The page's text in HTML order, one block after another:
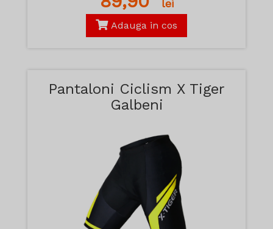
lei
Adauga in cos
Pantaloni Ciclism X Tiger
Galbeni